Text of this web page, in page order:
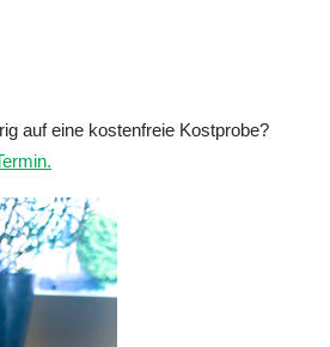
auf eine kostenfreie Kostprobe?